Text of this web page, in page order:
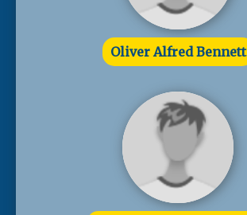
Oliver Alfred Bennett